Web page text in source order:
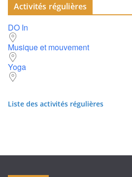
Activités régulières
DO In
Musique et mouvement
Yoga
Liste des activités régulières